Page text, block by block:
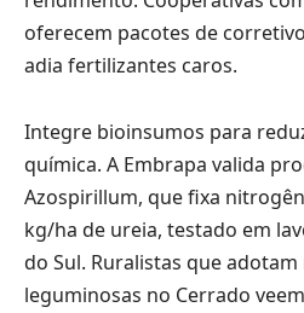
oferecem pacotes de
adia fertilizantes caros.
Integre bioinsumos para
química. A Embrapa valida
Azospirillum, que fixa
kg/ha de ureia, testado em
do Sul. Ruralistas que
leguminosas no Cerrado